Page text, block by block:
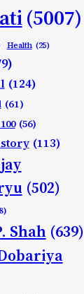
(5007)
Health (25)
(124)
(61)
(56)
(113)
(502)
Shah (639)